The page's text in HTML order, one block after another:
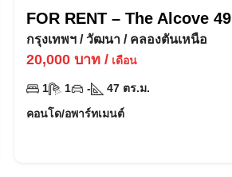
FOR RENT – The Alcove 49
กรุงเทพฯ /วัฒนา / คลองตันเหนือ
20,000 บาท/ เดือน
1 1 - 47 ตร.ม.
คอนโด/อพาร์ทเมนต์